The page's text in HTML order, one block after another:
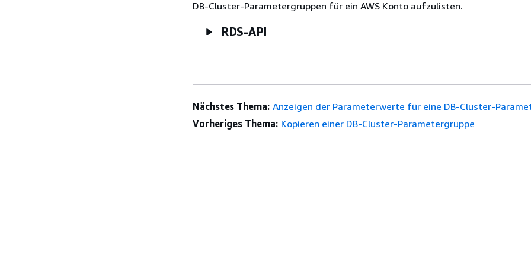
DB-Cluster-Parametergruppen für ein AWS Konto aufzulisten.
RDS-API
Nächstes Thema: Anzeigen der Parameterwerte für eine DB-Cluster-
Vorheriges Thema: Kopieren einer DB-Cluster-Parametergruppe